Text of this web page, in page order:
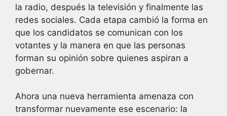
la radio, después la televisión y finalmente las
redes sociales. Cada etapa cambió la forma en
que los candidatos se comunican con los
votantes y la manera en que las personas
forman su opinión sobre quienes aspiran a
gobernar.
Ahora una nueva herramienta amenaza con
transformar nuevamente ese escenario: la